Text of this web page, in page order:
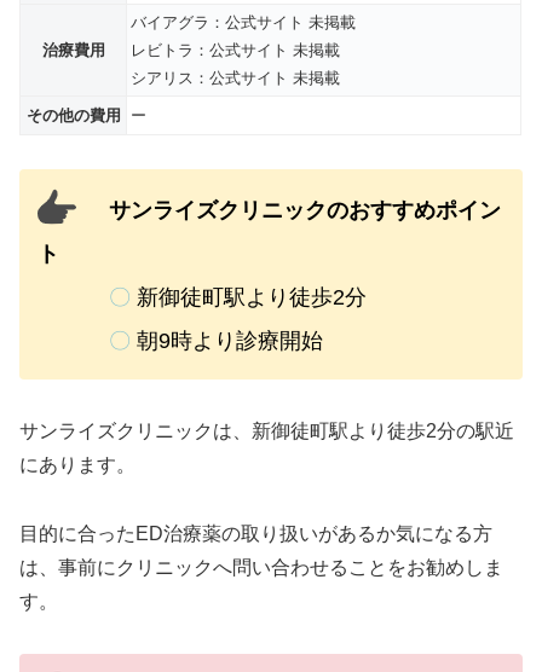
治療費用
バイアグラ：公式サイト 未掲載
レビトラ：公式サイト 未掲載
シアリス：公式サイト 未掲載
その他の費用 ー
サンライズクリニックのおすすめポイン
ト
〇 新御徒町駅より徒歩2分
〇 朝9時より診療開始
サンライズクリニックは、新御徒町駅より徒歩2分の駅近
にあります。
目的に合ったED治療薬の取り扱いがあるか気になる方
は、事前にクリニックへ問い合わせることをお勧めしま
す。